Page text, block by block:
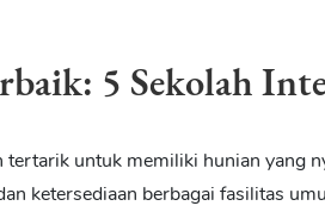
5 Sekolah
untuk memiliki hunian yang
ketersediaan berbagai fasilitas